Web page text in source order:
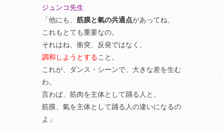
ジュンコ先生
「他にも、 筋膜と氣の共通点があってね、
これもとても重要なの。
それはね、衝突、反発ではなく、
調和しようとすること。
これが、ダンス・シーンで、大きな差を生む
わ。
言わば、筋肉を主体として踊る人と、
筋膜、氣を主体として踊る人の違いになるの
よ」